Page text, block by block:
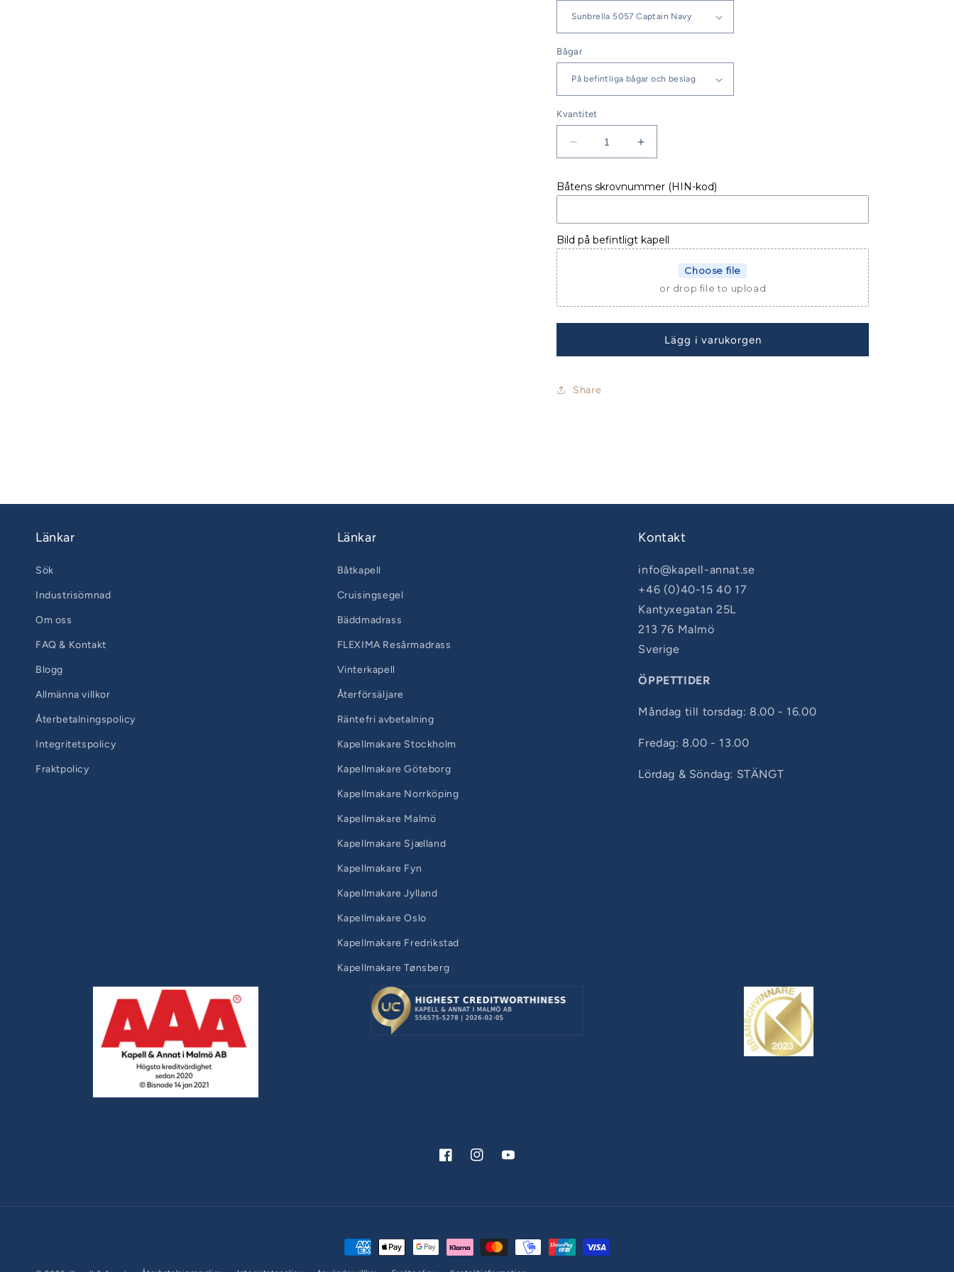
Bågar
Kvantitet
Minska
kvantitet
BÅTKAPELL
25
WAe
Öka
kvantitet
BÅTKAPELL
25
WAe
Båtens skrovnummer (HIN-kod)
Bild på befintligt kapell
Choose file
or drop file to upload
Lägg i varukorgen
Share
Länkar
Sök
Industrisömnad
Om oss
FAQ & Kontakt
Blogg
Allmänna villkor
Återbetalningspolicy
Integritetspolicy
Fraktpolicy
Länkar
Båtkapell
Cruisingsegel
Bäddmadrass
FLEXIMA Resårmadrass
Vinterkapell
Återförsäljare
Räntefri avbetalning
Kapellmakare Stockholm
Kapellmakare Göteborg
Kapellmakare Norrköping
Kapellmakare Malmö
Kapellmakare Sjælland
Kapellmakare Fyn
Kapellmakare Jylland
Kapellmakare Oslo
Kapellmakare Fredrikstad
Kapellmakare Tønsberg
Kontakt
info@kapell-annat.se
+46 (0)40-15 40 17
Kantyxegatan 25L
213 76 Malmö
Sverige
ÖPPETTIDER
Måndag till torsdag: 8.00 - 16.00
Fredag: 8.00 - 13.00
Lördag & Söndag: STÄNGT
FacebookInstagramYouTube
Betalningsmetoder